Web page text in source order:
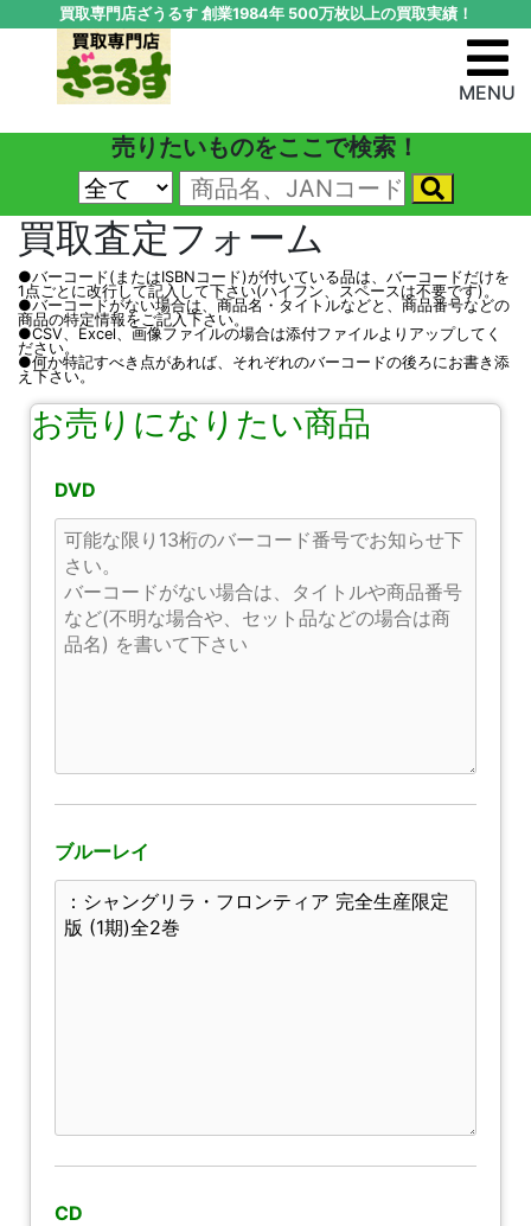
買取専門店ざうるす 創業1984年 500万枚以上の買取実績！
MENU
売りたいものをここで検索！
買取査定フォーム
●バーコード(またはISBNコード)が付いている品は、バーコードだけを
1点ごとに改行して記入して下さい(ハイフン、スペースは不要です)。
●バーコードがない場合は、商品名・タイトルなどと、商品番号などの
商品の特定情報をご記入下さい。
●CSV、Excel、画像ファイルの場合は添付ファイルよりアップしてく
ださい。
●何か特記すべき点があれば、それぞれのバーコードの後ろにお書き添
え下さい。
お売りになりたい商品
DVD
ブルーレイ
CD